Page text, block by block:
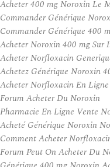
Acheter 400 mg Noroxin Le
Commander Générique
Commander Générique 400
Acheter Noroxin 400 mg Sur
Acheter Norfloxacin
Achetez Générique Noroxin
Acheter Norfloxacin En
Forum Acheter Du Noroxin
Pharmacie En Ligne Vente
Acheté Générique Noroxin
Comment Acheter
Forum Peut On Acheter Du